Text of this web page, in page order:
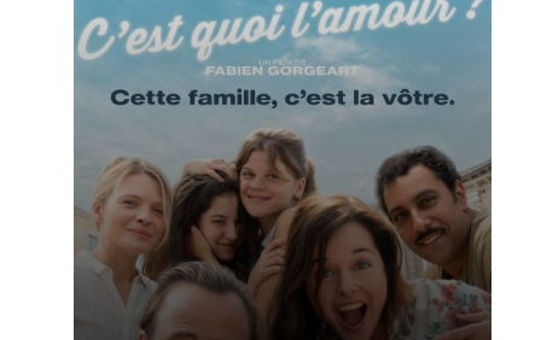
Réalisé par Yann Samuell